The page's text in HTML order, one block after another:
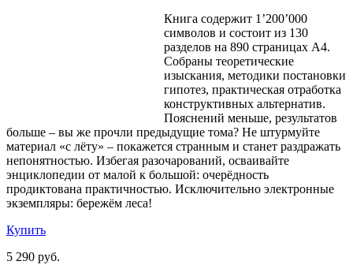
Книга содержит 1’200’000
символов и состоит из 130
разделов на 890 страницах A4.
Собраны теоретические
изыскания, методики постановки
гипотез, практическая отработка
конструктивных альтернатив.
Пояснений меньше, результатов
больше – вы же прочли предыдущие тома? Не штурмуйте
материал «с лёту» – покажется странным и станет раздражать
непонятностью. Избегая разочарований, осваивайте
энциклопедии от малой к большой: очерёдность
продиктована практичностью. Исключительно электронные
экземпляры: бережём леса!
Купить
5 290 руб.